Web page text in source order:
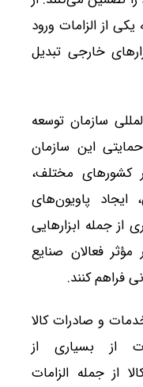
یکی از الزامات ورود
خارجی تبدیل
سازمان توسعه
این سازمان
کشورهای مختلف،
ایجاد پاویون‌های
جمله ابزارهایی
فعالان صنایع
فراهم کنند.
و صادرات کالا
از بسیاری از
از جمله الزامات